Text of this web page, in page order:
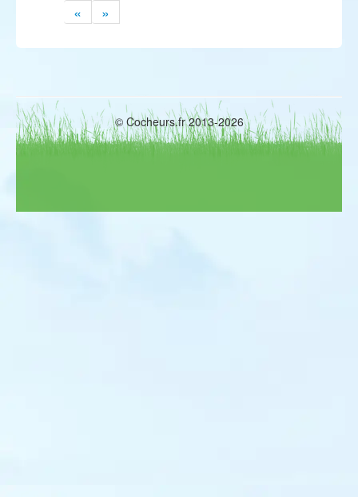
« »
© Cocheurs.fr 2013-2026